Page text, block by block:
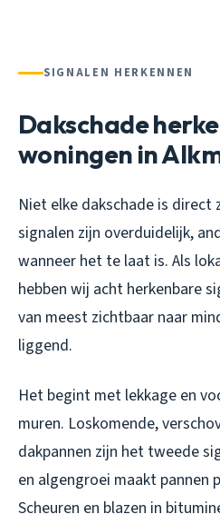
SIGNALEN HERKENNEN
Dakschade
woningen in
Niet elke dakschade is direct
signalen zijn overduidelijk,
wanneer het te laat is. Als
hebben wij acht herkenbare
van meest zichtbaar naar
liggend.
Het begint met lekkage en
muren. Loskomende,
dakpannen zijn het tweede
en algengroei maakt pannen
Scheuren en blazen in